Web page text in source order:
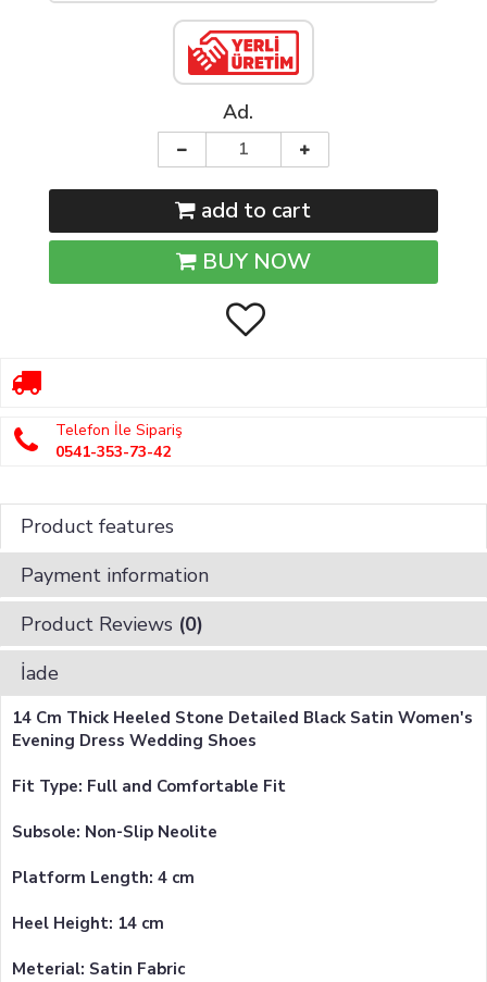
Ad.
add to cart
BUY NOW
Telefon İle Sipariş
0541-353-73-42
Product features
Payment information
Product Reviews (0)
İade
14 Cm Thick Heeled Stone Detailed Black Satin Women's
Evening Dress Wedding Shoes
Fit Type: Full and Comfortable Fit
Subsole: Non-Slip Neolite
Platform Length: 4 cm
Heel Height: 14 cm
Meterial: Satin Fabric